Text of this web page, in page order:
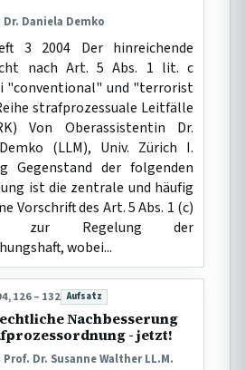
Daniela Demko
3 2004 Der hinreichende
nach Art. 5 Abs. 1 lit. c
"conventional" und "terrorist
strafprozessuale Leitfälle
Von Oberassistentin Dr.
(LLM), Univ. Zürich I.
Gegenstand der folgenden
ist die zentrale und häufig
Vorschrift des Art. 5 Abs. 1 (c)
zur Regelung der
wobei...
126 – 132 Beitragsart:
Aufsatz
Nachbesserung
- jetzt!
Dr. Susanne Walther LL.M.